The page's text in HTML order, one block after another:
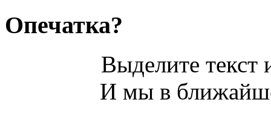
Опечатка?
Выделите
И мы в